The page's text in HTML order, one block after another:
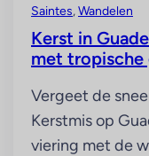
Saintes, Wandelen
Kerst in
met tropische
Vergeet de
Kerstmis op
viering met de